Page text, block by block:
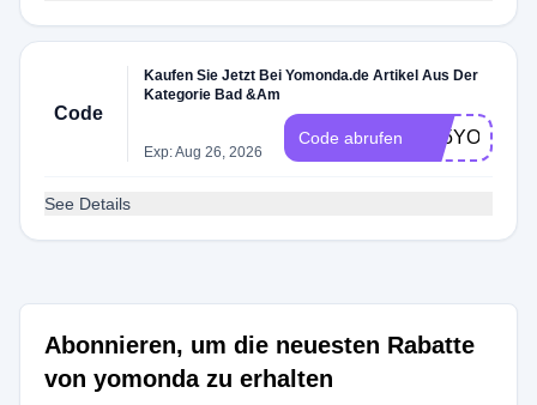
Code
Kaufen Sie Jetzt Bei Yomonda.de Artikel Aus Der
Kategorie Bad &Am
Exp: Aug 26, 2026
Code abrufen
See Details
Abonnieren, um die neuesten Rabatte
von yomonda zu erhalten